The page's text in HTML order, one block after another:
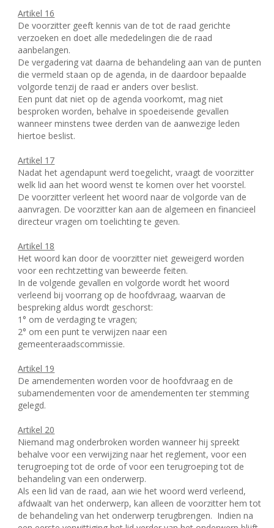
Artikel 16
De voorzitter geeft kennis van de tot de raad gerichte
verzoeken en doet alle mededelingen die de raad
aanbelangen.
De vergadering vat daarna de behandeling aan van de punten
die vermeld staan op de agenda, in de daardoor bepaalde
volgorde tenzij de raad er anders over beslist.
Een punt dat niet op de agenda voorkomt, mag niet
besproken worden, behalve in spoedeisende gevallen
wanneer minstens twee derden van de aanwezige leden
hiertoe beslist.
Artikel 17
Nadat het agendapunt werd toegelicht, vraagt de voorzitter
welk lid aan het woord wenst te komen over het voorstel.
De voorzitter verleent het woord naar de volgorde van de
aanvragen. De voorzitter kan aan de algemeen en financieel
directeur vragen om toelichting te geven.
Artikel 18
Het woord kan door de voorzitter niet geweigerd worden
voor een rechtzetting van beweerde feiten.
In de volgende gevallen en volgorde wordt het woord
verleend bij voorrang op de hoofdvraag, waarvan de
bespreking aldus wordt geschorst:
1° om de verdaging te vragen;
2° om een punt te verwijzen naar een
gemeenteraadscommissie.
Artikel 19
De amendementen worden voor de hoofdvraag en de
subamendementen voor de amendementen ter stemming
gelegd.
Artikel 20
Niemand mag onderbroken worden wanneer hij spreekt
behalve voor een verwijzing naar het reglement, voor een
terugroeping tot de orde of voor een terugroeping tot de
behandeling van een onderwerp.
Als een lid van de raad, aan wie het woord werd verleend,
afdwaalt van het onderwerp, kan alleen de voorzitter hem tot
de behandeling van het onderwerp terugbrengen. Indien na